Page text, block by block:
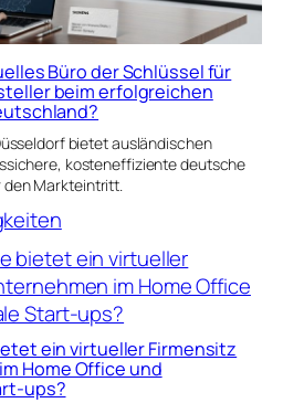
Büro der Schlüssel für
beim erfolgreichen
bietet ausländischen
kosteneffiziente deutsche
Markteintritt.
ein virtueller Firmensitz
Home Office und
ups?